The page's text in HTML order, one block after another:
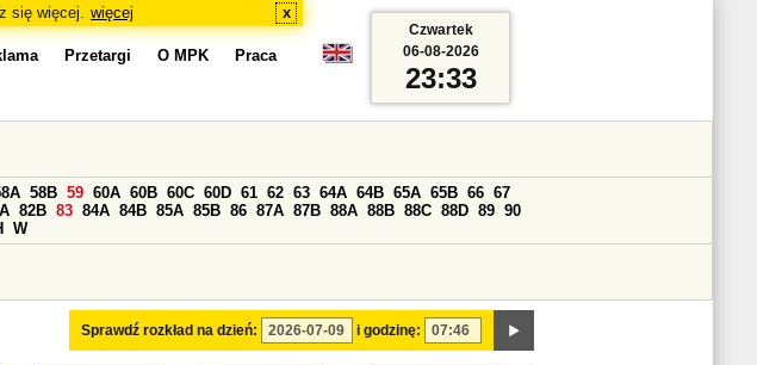
się więcej. więcej x
Przetargi O MPK Praca
Sprawdź rozkład na dzień: i godzinę:
58B 59 60A 60B 60C 60D 61 62 63 64A 64B 65A 65B 66 67
82B 83 84A 84B 85A 85B 86 87A 87B 88A 88B 88C 88D 89 90
W
Czwartek
06-08-2026
23:33